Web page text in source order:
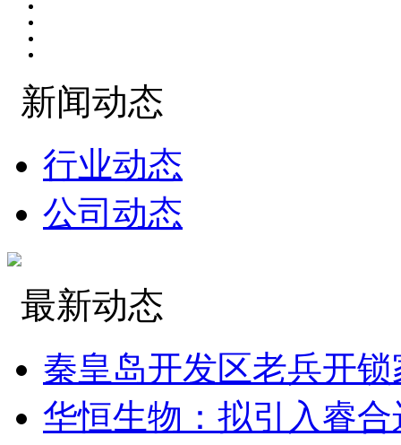
新闻动态
行业动态
公司动态
最新动态
秦皇岛开发区老兵开锁
华恒生物：拟引入睿合